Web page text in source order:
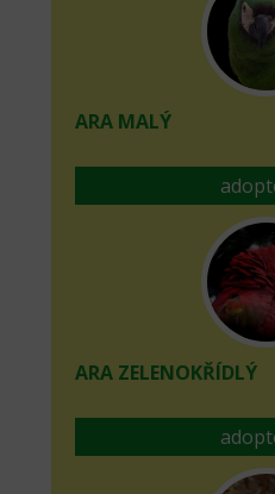
ARA MALÝ
ARA ZELENOKŘÍDLÝ